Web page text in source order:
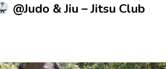
@Judo & Jiu – Jitsu Club